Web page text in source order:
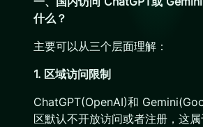
什么？
主要可以从三个层面理解：
1. 区域访问限制
ChatGPT(OpenAI)和
区默认不开放访问或者注册，这